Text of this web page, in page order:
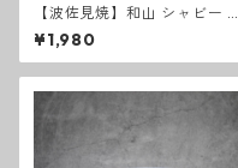
【波佐見焼】和山 シャビー K
Kマグカップ
¥1,980